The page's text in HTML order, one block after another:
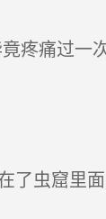
疼痛过一
虫窟里